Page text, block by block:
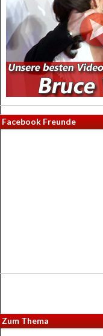
Facebook Freunde
Zum Thema